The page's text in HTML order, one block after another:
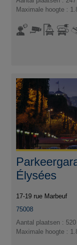
Maximale hoogte :
Élysées
17-19 rue Marbeuf
75008
Aantal plaatsen : 520
Maximale hoogte :